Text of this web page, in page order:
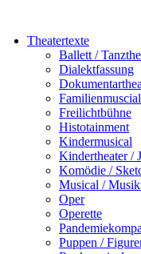
Theatertexte
Ballett /
Dialektfassung
Familienmuscial
Freilichtbühne
Histotainment
Kindermusical
Kindertheater /
Komödie /
Musical /
Oper
Operette
Puppen /